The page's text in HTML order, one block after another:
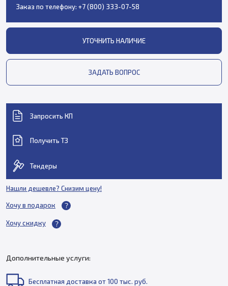
Заказ по телефону: +7 (800) 333-07-58
УТОЧНИТЬ НАЛИЧИЕ
ЗАДАТЬ ВОПРОС
Запросить КП
Получить ТЗ
Тендеры
Нашли дешевле? Снизим цену!
Хочу в подарок
Хочу скидку
Дополнительные услуги:
Бесплатная доставка от 100 тыс. руб.